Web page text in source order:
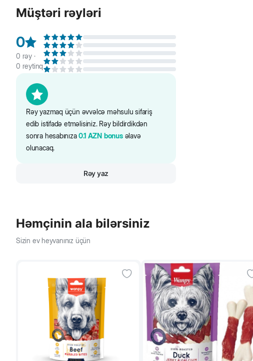
Müştəri rəyləri
0
0 rəy ·
0 reytinq
Rəy yazmaq üçün əvvəlcə məhsulu sifariş
edib istifadə etməlisiniz. Rəy bildirdikdən
sonra hesabınıza0.1 AZN bonusəlavə
olunacaq.
Rəy yaz
Həmçinin ala bilərsiniz
Sizin ev heyvanınız üçün